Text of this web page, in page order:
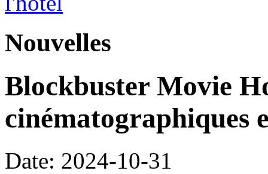
Nouvelles
Blockbuster Movie
cinématographiques
Date: 2024-10-31